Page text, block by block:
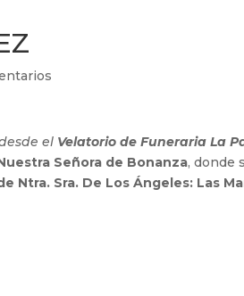
el Velatorio de Funeraria La
Señora de Bonanza, donde
Ntra. Sra. De Los Ángeles: Las